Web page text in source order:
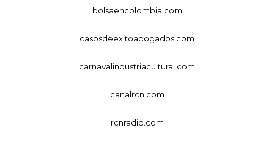
bolsaencolombia.com
casosdeexitoabogados.com
carnavalindustriacultural.com
canalrcn.com
rcnradio.com